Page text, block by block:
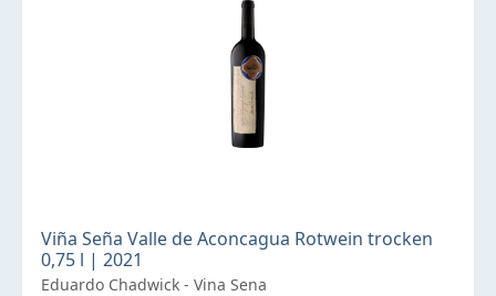
Viña Seña Valle de Aconcagua Rotwein trocken
0,75 l | 2021
Eduardo Chadwick - Vina Sena